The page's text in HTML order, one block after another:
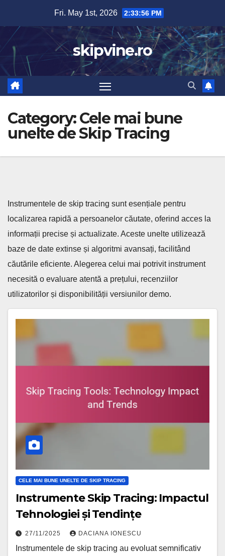
content
Fri. May 1st, 2026 2:33:57 PM
skipvine.ro
Category:Cele mai bune
unelte de Skip Tracing
Instrumentele de skip tracing sunt esențiale pentru
localizarea rapidă a persoanelor căutate, oferind acces la
informații precise și actualizate. Aceste unelte utilizează
baze de date extinse și algoritmi avansați, facilitând
căutările eficiente. Alegerea celui mai potrivit instrument
necesită o evaluare atentă a prețului, recenziilor
utilizatorilor și disponibilității versiunilor demo.
CELE MAI BUNE UNELTE DE SKIP TRACING
Instrumente Skip Tracing: Impactul
Tehnologiei și Tendințe
27/11/2025 DACIANA IONESCU
Instrumentele de skip tracing au evoluat semnificativ